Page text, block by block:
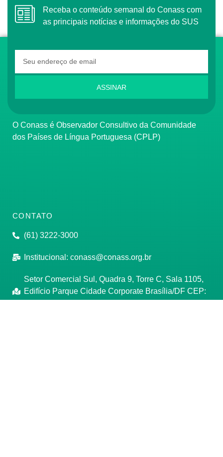
Receba o conteúdo semanal do Conass com
as principais notícias e informações do SUS
ASSINAR
O Conass é Observador Consultivo da Comunidade
dos Países de Língua Portuguesa (CPLP)
CONTATO
(61) 3222-3000
Institucional: conass@conass.org.br
Setor Comercial Sul, Quadra 9, Torre C, Sala 1105,
Edifício Parque Cidade Corporate Brasília/DF CEP: